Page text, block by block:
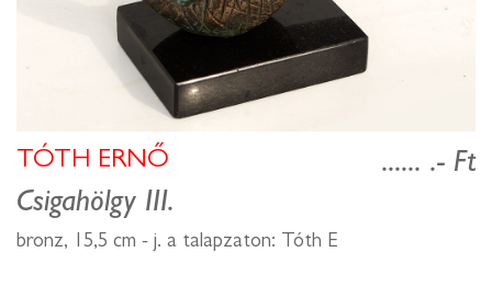
TÓTH ERNŐ
Csigahölgy III.
bronz, 15,5 cm - j. a talapzaton: Tóth E
...... .- Ft